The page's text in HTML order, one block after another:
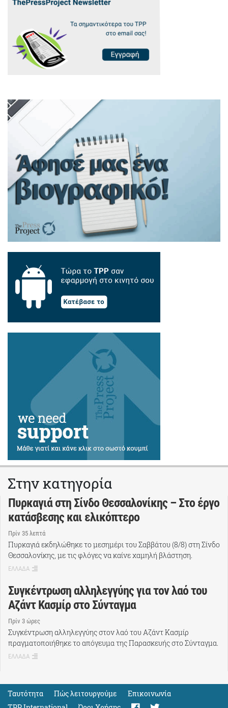
Στην κατηγορία
Πυρκαγιά στη Σίνδο Θεσσαλονίκης – Στο έργο
κατάσβεσης και ελικόπτερο
Πρίν 35 λεπτά
Πυρκαγιά εκδηλώθηκε το μεσημέρι του Σαββάτου (8/8) στη Σίνδο
Θεσσαλονίκης, με τις φλόγες να καίνε χαμηλή βλάστηση.
ΕΛΛΑΔΑ
Συγκέντρωση αλληλεγγύης για τον λαό του
Αζάντ Κασμίρ στο Σύνταγμα
Πρίν 3 ώρες
Συγκέντρωση αλληλεγγύης στον λαό του Αζάντ Κασμίρ
πραγματοποιήθηκε το απόγευμα της Παρασκευής στο Σύνταγμα.
ΕΛΛΑΔΑ
Ταυτότητα Πώς λειτουργούμε
Eπικοινωνία